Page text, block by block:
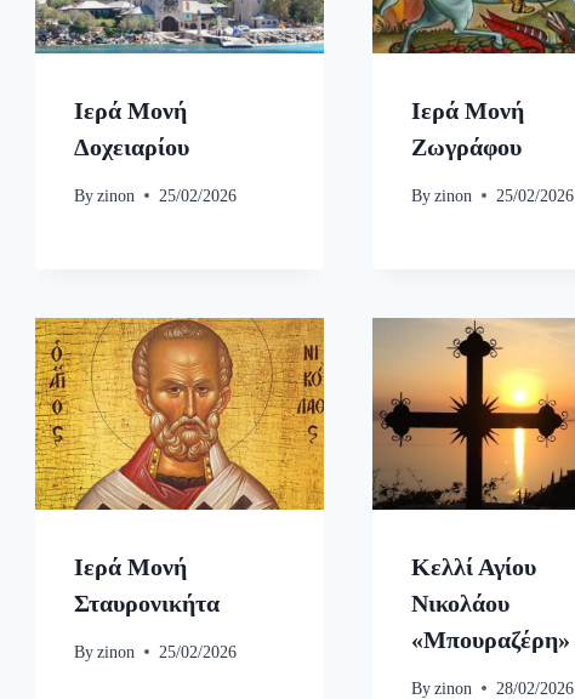
Ιερά Μονή
Δοχειαρίου
By zinon 25/02/2026
Ιερά Μονή
Ζωγράφου
By zinon 25/02/2026
Ιερά Μονή
Σταυρονικήτα
By zinon 25/02/2026
Κελλί Αγίου
Νικολάου
«Μπουραζέρη»
By zinon 28/02/2026